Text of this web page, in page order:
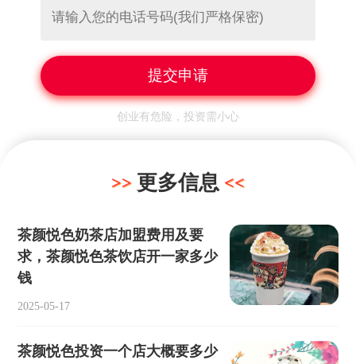
创业有危险，投资需小心
更多信息
茶颜悦色奶茶店加盟费用及要
求，茶颜悦色茶饮店开一家多少
钱
2025-05-17
茶颜悦色投资一个店大概要多少